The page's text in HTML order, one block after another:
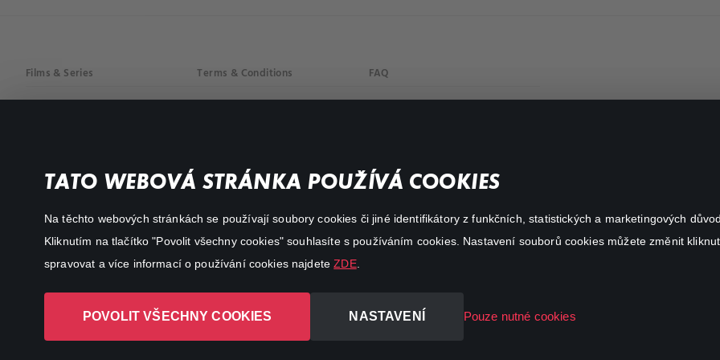
TATO WEBOVÁ STRÁNKA POUŽÍVÁ COOKIES
Na těchto webových stránkách se používají soubory cookies či jiné identifikátory z funkčních, statistických a marketingových
Kliknutím na tlačítko "Povolit všechny cookies" souhlasíte s používáním cookies. Nastavení souborů cookies můžete změnit
spravovat a více informací o používání cookies najdeteZDE.
POVOLIT VŠECHNY COOKIES NASTAVENÍ Pouze nutné cookies
Films & Series
Action
Terms & Conditions FAQ